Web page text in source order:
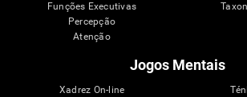
Funções Executivas
Percepção
Atenção
Jogos Mentais
Xadrez On-line